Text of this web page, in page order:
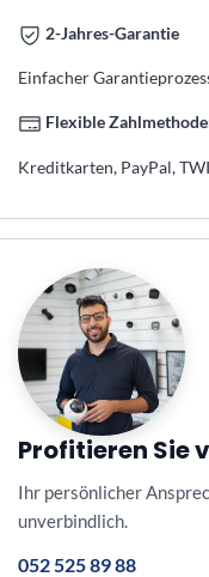
2-Jahres-Garantie
Einfacher
Flexible
Kreditkarten, PayPal,
Profitieren Sie
Ihr persönlicher
unverbindlich.
052 525 89 88